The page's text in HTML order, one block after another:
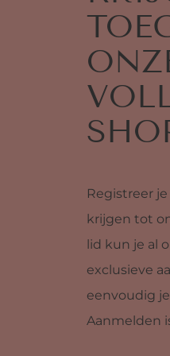
Registreer
krijgen tot
lid kun je al
exclusieve
eenvoudig
Aanmelden